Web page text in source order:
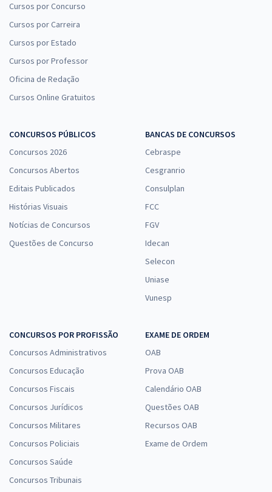
Cursos por Concurso
Cursos por Carreira
Cursos por Estado
Cursos por Professor
Oficina de Redação
Cursos Online Gratuitos
CONCURSOS PÚBLICOS
Concursos 2026
Concursos Abertos
Editais Publicados
Histórias Visuais
Notícias de Concursos
Questões de Concurso
BANCAS DE CONCURSOS
Cebraspe
Cesgranrio
Consulplan
FCC
FGV
Idecan
Selecon
Uniase
Vunesp
CONCURSOS POR PROFISSÃO
Concursos Administrativos
Concursos Educação
Concursos Fiscais
Concursos Jurídicos
Concursos Militares
Concursos Policiais
Concursos Saúde
Concursos Tribunais
EXAME DE ORDEM
OAB
Prova OAB
Calendário OAB
Questões OAB
Recursos OAB
Exame de Ordem